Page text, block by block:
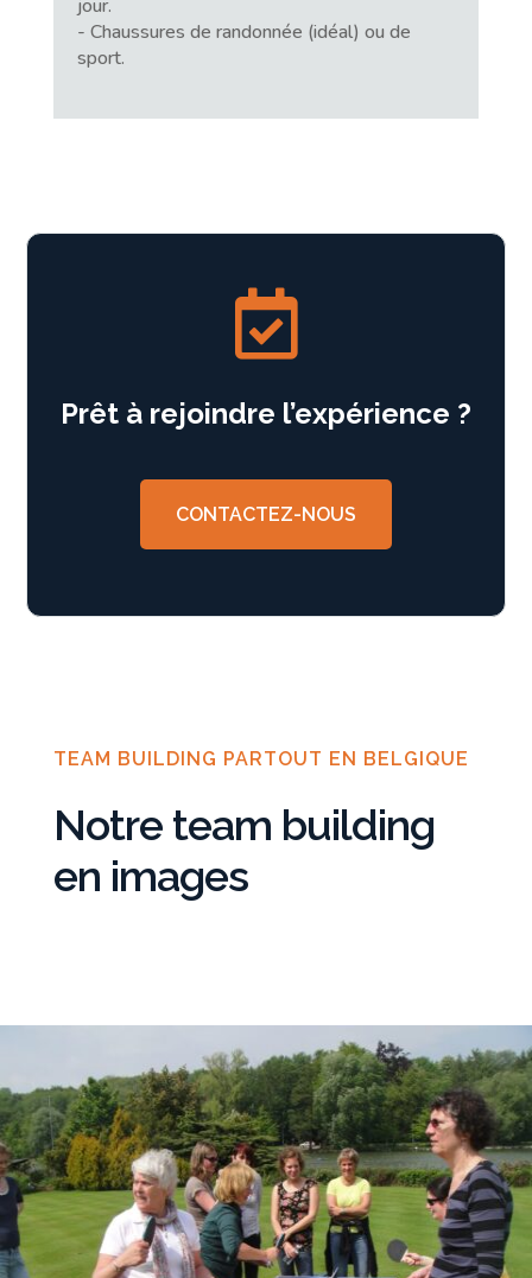
jour.
- Chaussures de randonnée (idéal) ou de
sport.

Prêt à rejoindre l’expérience ?
CONTACTEZ-NOUS
TEAM BUILDING PARTOUT EN BELGIQUE
Notre team building
en images